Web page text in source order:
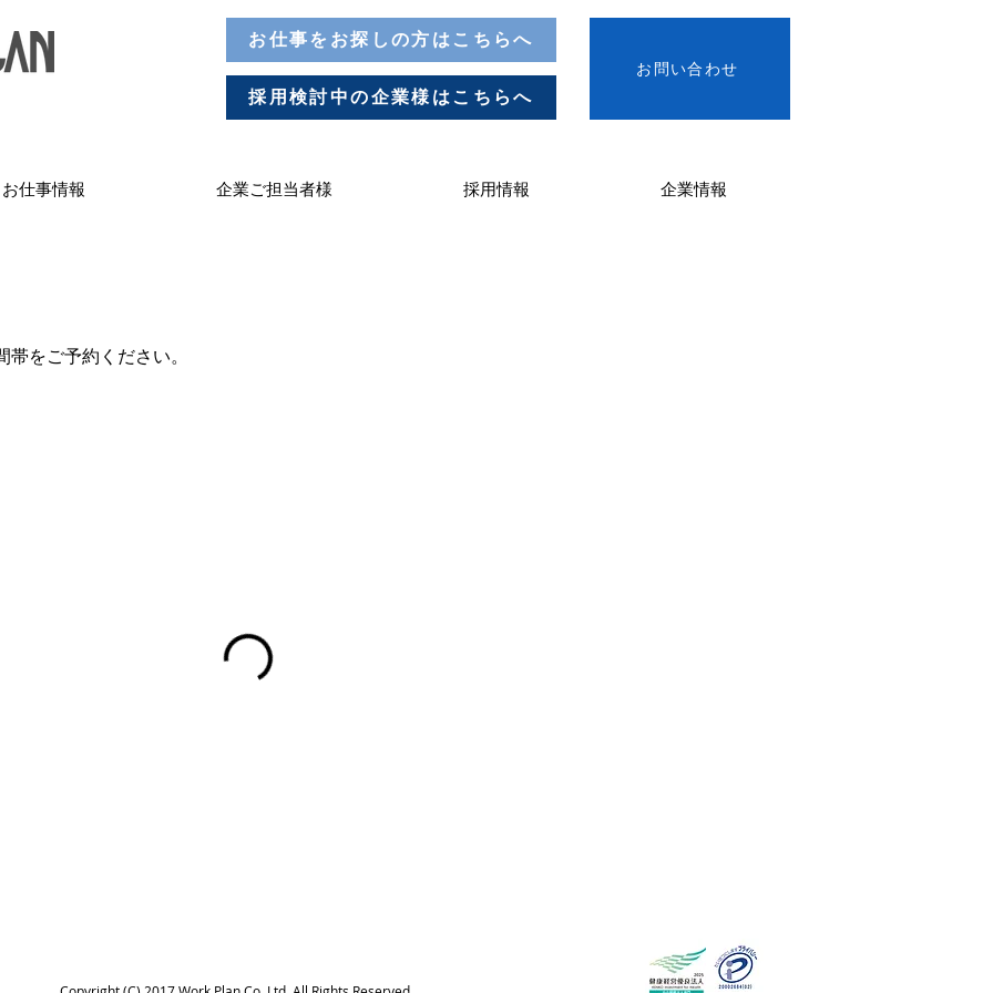
お仕事をお探しの方はこちらへ
採用検討中の企業様はこちらへ
お問い合わせ
お仕事情報 企業ご担当者様 採用情報 企業情報
をご予約ください。